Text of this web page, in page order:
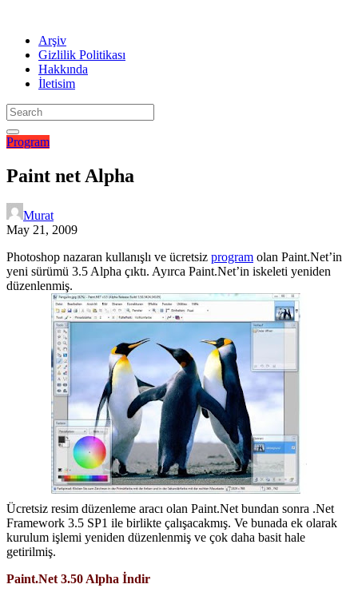
Arşiv
Gizlilik Politikası
Hakkında
İletisim
Program
Paint net Alpha
Murat
May 21, 2009
Photoshop nazaran kullanışlı ve ücretsiz program olan Paint.Net’in
yeni sürümü 3.5 Alpha çıktı. Ayırca Paint.Net’in iskeleti yeniden
düzenlenmiş.
Ücretsiz resim düzenleme aracı olan Paint.Net bundan sonra .Net
Framework 3.5 SP1 ile birlikte çalışacakmış. Ve bunada ek olarak
kurulum işlemi yeniden düzenlenmiş ve çok daha basit hale
getirilmiş.
Paint.Net 3.50 Alpha İndir